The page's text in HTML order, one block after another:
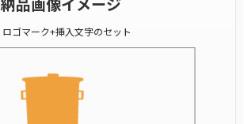
ロゴマーク+挿入文字のセット